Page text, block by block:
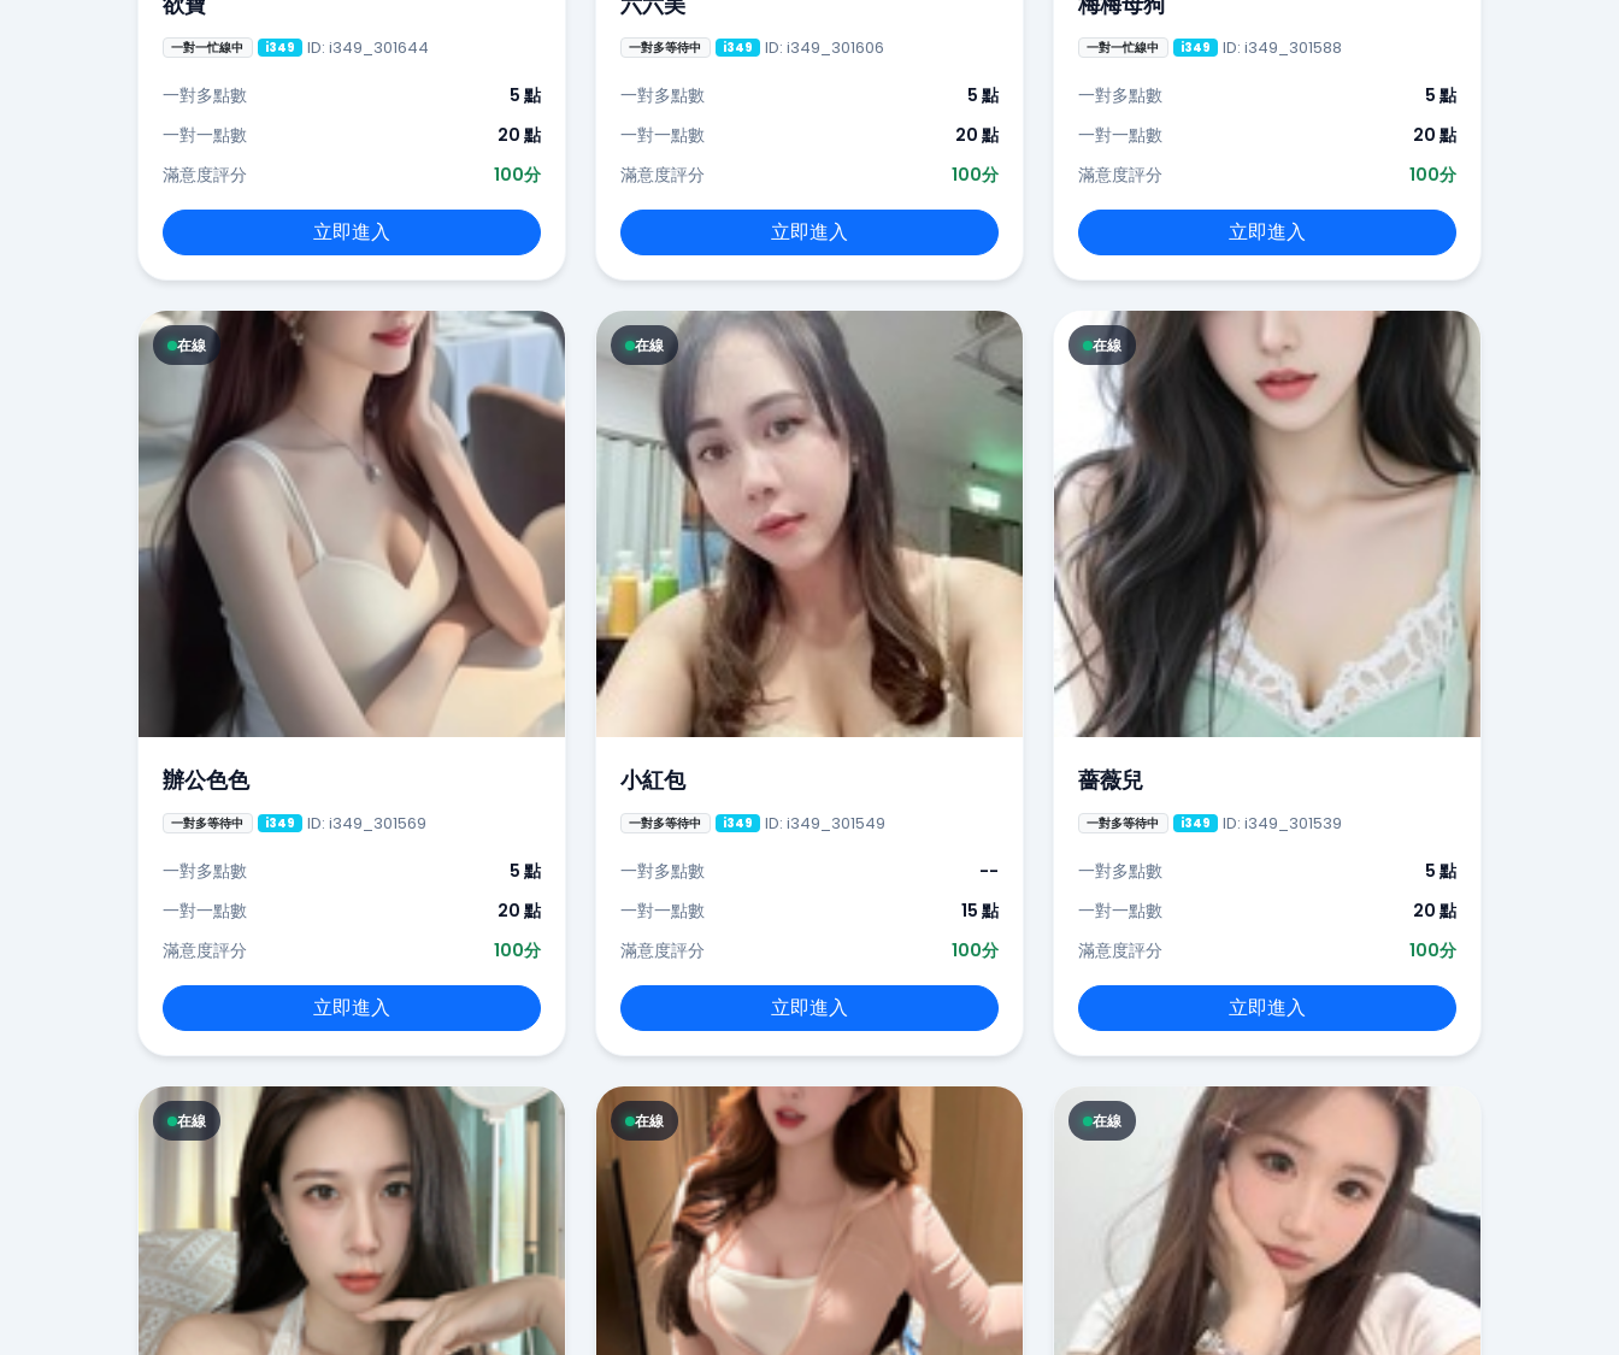
一對一忙線中 i349 ID: i349_301644
一對多點數
5 點
一對一點數
20 點
滿意度評分
100分
立即進入
一對多等待中 i349 ID: i349_301606
一對多點數
5 點
一對一點數
20 點
滿意度評分
100分
立即進入
一對一忙線中 i349 ID: i349_301588
一對多點數
5 點
一對一點數
20 點
滿意度評分
100分
立即進入
在線
辦公色色
一對多等待中 i349 ID: i349_301569
一對多點數
5 點
一對一點數
20 點
滿意度評分
100分
立即進入
在線
小紅包
一對多等待中 i349 ID: i349_301549
一對多點數
--
一對一點數
15 點
滿意度評分
100分
立即進入
在線
薔薇兒
一對多等待中 i349 ID: i349_301539
一對多點數
5 點
一對一點數
20 點
滿意度評分
100分
立即進入
在線 在線 在線